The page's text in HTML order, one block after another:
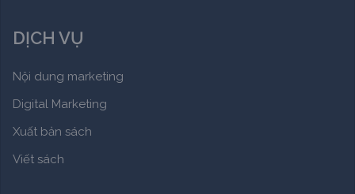
DỊCH VỤ
Nội dung marketing
Digital Marketing
Xuất bản sách
Viết sách